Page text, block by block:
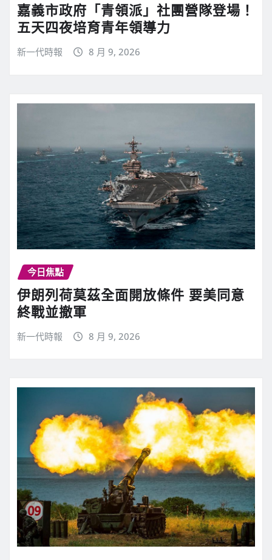
嘉義市政府「青領派」社團營隊登場！
五天四夜培育青年領導力
新一代時報 8 月 9, 2026
今日焦點
伊朗列荷莫茲全面開放條件 要美同意
終戰並撤軍
新一代時報 8 月 9, 2026